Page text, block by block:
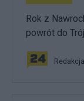
Rok z
powrót do
Redakcja